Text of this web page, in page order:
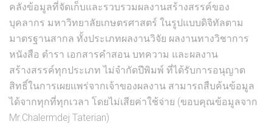
คลังข้อมูลที่จัดเก็บและรวบรวมผลงานสร้างสรรค์ของ
บุคลากร มหาวิทยาลัยเกษตรศาสตร์ ในรูปแบบดิจิทัลตาม
มาตรฐานสากล ทั้งประเภทผลงานวิจัย ผลงานทางวิชาการ
หนังสือ ตำรา เอกสารคำสอน บทความ และผลงาน
สร้างสรรค์ทุกประเภท ไม่จำกัดปีพิมพ์ ที่ได้รับการอนุญาต
สิทธิ์ในการเผยแพร่จากเจ้าของผลงาน สามารถสืบค้นข้อมูล
ได้จากทุกที่ทุกเวลา โดยไม่เสียค่าใช้จ่าย (ขอบคุณข้อมูลจาก
Mr.Chalermdej Taterian)